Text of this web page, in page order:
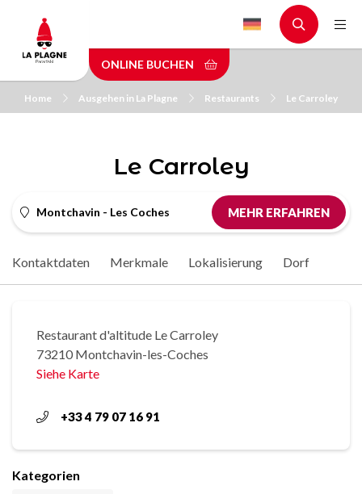
main
content
ONLINE BUCHEN
Home Ausgehen in La Plagne Restaurants Le Carroley
Le Carroley
Montchavin - Les Coches MEHR ERFAHREN
Kontaktdaten Merkmale Lokalisierung Dorf
Restaurant d'altitude Le Carroley
73210 Montchavin-les-Coches
Siehe Karte
+33 4 79 07 16 91
Kategorien